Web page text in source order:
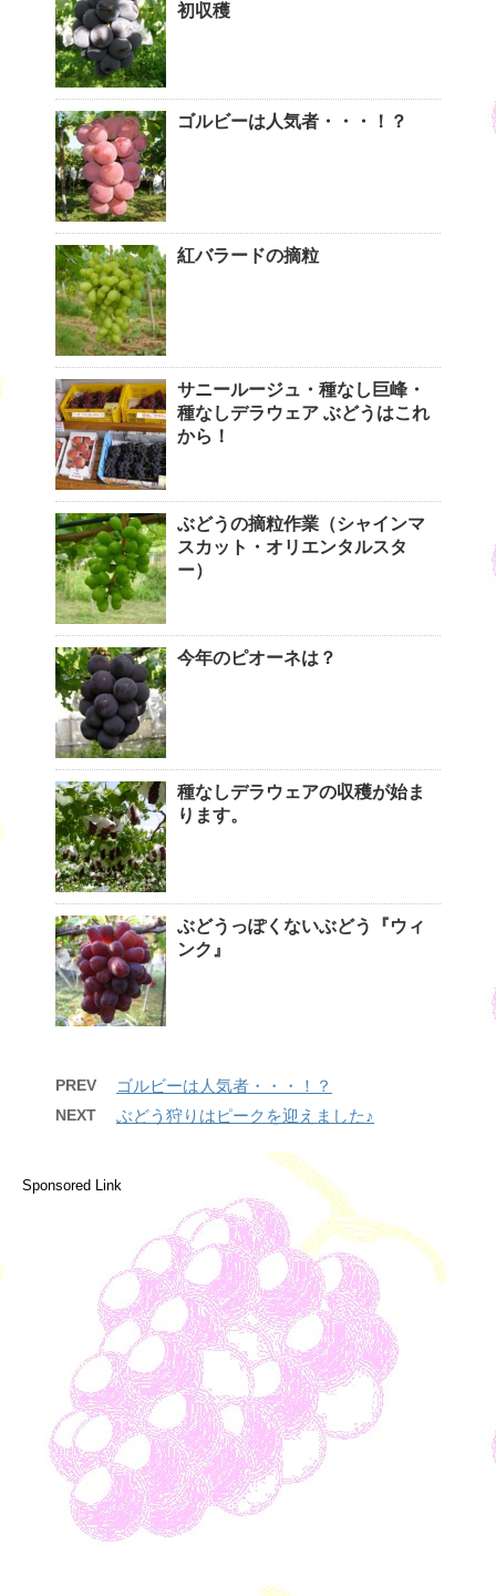
初収穫
ゴルビーは人気者・・・！？
紅バラードの摘粒
サニールージュ・種なし巨峰・
種なしデラウェア ぶどうはこれ
から！
ぶどうの摘粒作業（シャインマ
スカット・オリエンタルスタ
ー）
今年のピオーネは？
種なしデラウェアの収穫が始ま
ります。
ぶどうっぽくないぶどう『ウィ
ンク』
PREV ゴルビーは人気者・・・！？
NEXT ぶどう狩りはピークを迎えました♪
Sponsored Link